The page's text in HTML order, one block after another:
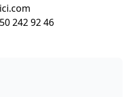
242 92 46